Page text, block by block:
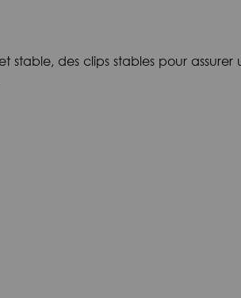
des clips stables pour assurer